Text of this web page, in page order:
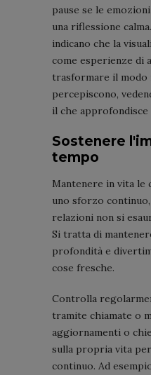
pause se le
una riflessione
indicano che la
come esperienze di
trasformare il modo
percepiscono,
il che
Sostenere
tempo
Mantenere in vita le
uno sforzo
relazioni non si
Si tratta di
profondità e
cose fresche.
Controlla
tramite chiamate o
aggiornamenti o
sulla propria vita
continuo. Ad